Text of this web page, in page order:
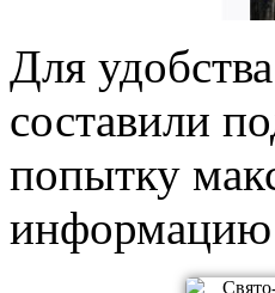
Для
составили
попытку
информацию